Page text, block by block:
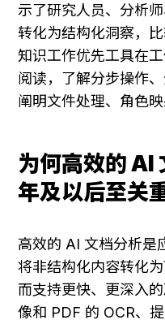
示了研究人员、分析
转化为结构化洞察，
知识工作优先工具在
阅读，了解分步操作
阐明文件处理、角色
为何高效的
年及以后至关
高效的 AI 文档分析是
将非结构化内容转化
而支持更快、更深入
像和 PDF 的 OCR、